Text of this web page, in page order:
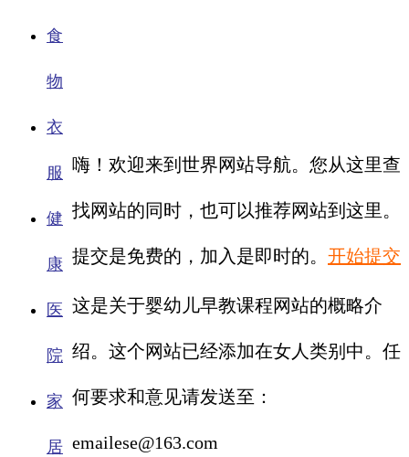
食
物
衣
服
健
康
医
院
家
居
嗨！欢迎来到世界网站导航。您从这里查
找网站的同时，也可以推荐网站到这里。
提交是免费的，加入是即时的。 开始提交
这是关于婴幼儿早教课程网站的概略介
绍。这个网站已经添加在女人类别中。任
何要求和意见请发送至：
emailese@163.com